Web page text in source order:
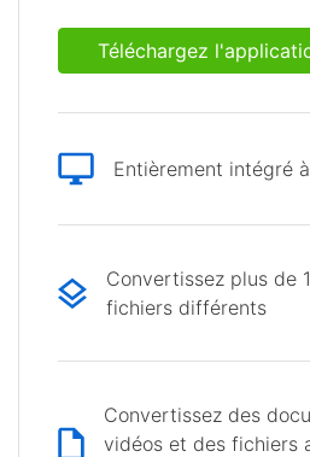
Téléchargez
Entièrement intégré
Convertissez plus de
fichiers différents
Convertissez des
vidéos et des fichiers